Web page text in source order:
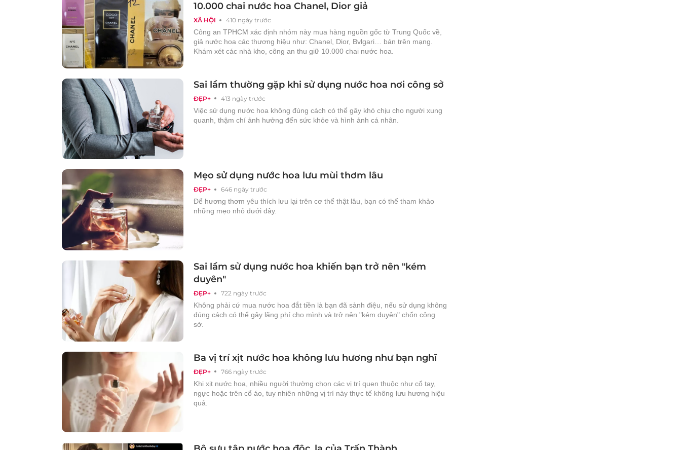
XÃ HỘI 410 ngày trước
10.000 chai nước hoa Chanel, Dior giả
Công an TPHCM xác định nhóm này mua hàng nguồn gốc từ Trung Quốc về,
giả nước hoa các thương hiệu như: Chanel, Dior, Bvlgari… bán trên mạng.
Khám xét các nhà kho, công an thu giữ 10.000 chai nước hoa.
ĐẸP+ 413 ngày trước
Sai lầm thường gặp khi sử dụng nước hoa nơi công sở
Việc sử dụng nước hoa không đúng cách có thể gây khó chịu cho người xung
quanh, thậm chí ảnh hưởng đến sức khỏe và hình ảnh cá nhân.
ĐẸP+ 646 ngày trước
Mẹo sử dụng nước hoa lưu mùi thơm lâu
Để hương thơm yêu thích lưu lại trên cơ thể thật lâu, bạn có thể tham khảo
những mẹo nhỏ dưới đây.
ĐẸP+ 722 ngày trước
Sai lầm sử dụng nước hoa khiến bạn trở nên "kém
duyên"
Không phải cứ mua nước hoa đắt tiền là bạn đã sành điệu, nếu sử dụng không
đúng cách có thể gây lãng phí cho mình và trở nên "kém duyên" chốn công
sở.
ĐẸP+ 766 ngày trước
Ba vị trí xịt nước hoa không lưu hương như bạn nghĩ
Khi xịt nước hoa, nhiều người thường chọn các vị trí quen thuộc như cổ tay,
ngực hoặc trên cổ áo, tuy nhiên những vị trí này thực tế không lưu hương hiệu
quả.